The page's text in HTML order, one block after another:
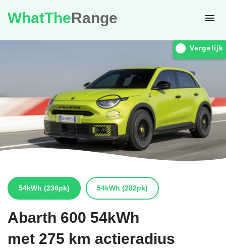
WhatTheRange
Vergelijk
54kWh (238pk) 54kWh (282pk)
Abarth 600 54kWh
met 275 km actieradius